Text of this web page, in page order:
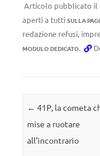
Articolo pubblicato il
aperti a tutti SULLA
redazione refusi,
MODULO DEDICATO.
Navigazione
← 41P, la cometa
mise a ruotare
all’incontrario